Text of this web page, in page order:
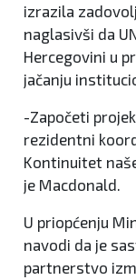
izrazila
naglasivši da
Hercegovini u
jačanju
-Započeti
rezidentni
Kontinuitet
je Macdonald.
U priopćenju
navodi da je
partnerstvo